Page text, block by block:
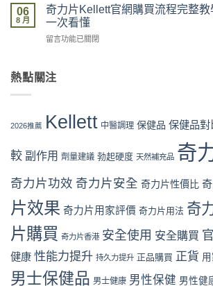
貨、
服
用
流
程
中
網
vs
房
店
風
險
面
分
中
新
攻
網
盒
扣
最
購
時
機〉
中
力
片
Kellett
評
咪
假
拆
與
性
購
買
指
南〉
中
06
8 月
奇力片Kellett官網購買流程完整
一次看懂
在
片
Kellett
購
程
整
教
學：
從
下
單
到
收
貨
留言功能已關閉
熱點關注
2026推薦 Kellett 中醫調理 保健品 保健品對
較 副作用 劑量建議 勃起硬度 天然補充品 奇
奇力片功效 奇力片安全 奇力片性價比
片效果 奇力片用家評價 奇力片用法 奇
片購買 奇力片香港 安全使用 安全購買
健康 性能力提升 持久力提升 正品購買 正貨
男士保健品 男士健康 男性保健 男性健